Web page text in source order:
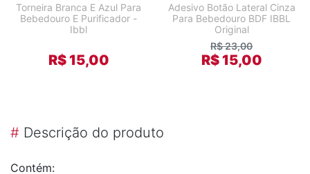
Torneira Branca E Azul Para
Bebedouro E Purificador -
Ibbl
R$ 15,00
Adesivo Botão Lateral Cinza
Para Bebedouro BDF IBBL
Original
R$ 23,00
R$ 15,00
# Descrição do produto
Contém: